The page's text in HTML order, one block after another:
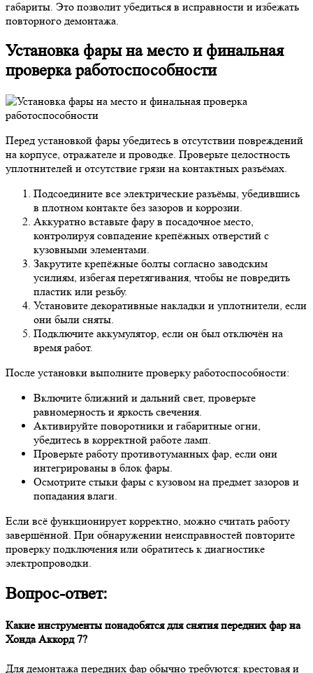
габариты. Это позволит убедиться в исправности и избежать
повторного демонтажа.
Установка фары на место и финальная
проверка работоспособности
Перед установкой фары убедитесь в отсутствии повреждений
на корпусе, отражателе и проводке. Проверьте целостность
уплотнителей и отсутствие грязи на контактных разъёмах.
Подсоедините все электрические разъёмы, убедившись
в плотном контакте без зазоров и коррозии.
Аккуратно вставьте фару в посадочное место,
контролируя совпадение крепёжных отверстий с
кузовными элементами.
Закрутите крепёжные болты согласно заводским
усилиям, избегая перетягивания, чтобы не повредить
пластик или резьбу.
Установите декоративные накладки и уплотнители, если
они были сняты.
Подключите аккумулятор, если он был отключён на
время работ.
После установки выполните проверку работоспособности:
Включите ближний и дальний свет, проверьте
равномерность и яркость свечения.
Активируйте поворотники и габаритные огни,
убедитесь в корректной работе ламп.
Проверьте работу противотуманных фар, если они
интегрированы в блок фары.
Осмотрите стыки фары с кузовом на предмет зазоров и
попадания влаги.
Если всё функционирует корректно, можно считать работу
завершённой. При обнаружении неисправностей повторите
проверку подключения или обратитесь к диагностике
электропроводки.
Вопрос-ответ:
Какие инструменты понадобятся для снятия передних фар на
Хонда Аккорд 7?
Для демонтажа передних фар обычно требуются: крестовая и